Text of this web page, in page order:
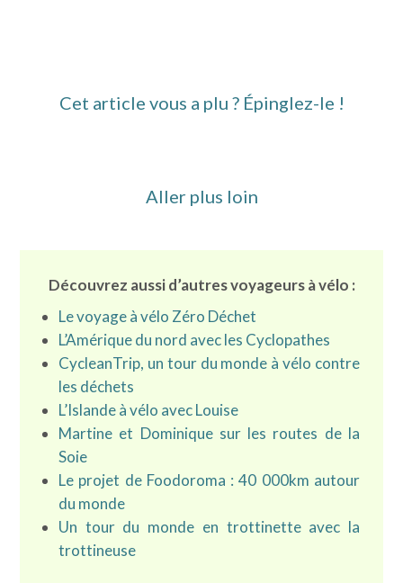
Cet article vous a plu ? Épinglez-le !
Aller plus loin
Découvrez aussi d’autres voyageurs à vélo :
Le voyage à vélo Zéro Déchet
L’Amérique du nord avec les Cyclopathes
CycleanTrip, un tour du monde à vélo contre
les déchets
L’Islande à vélo avec Louise
Martine et Dominique sur les routes de la
Soie
Le projet de Foodoroma : 40 000km autour
du monde
Un tour du monde en trottinette avec la
trottineuse